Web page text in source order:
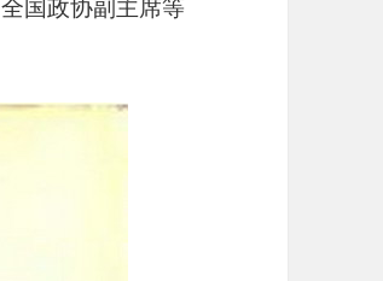
国政协副主席等